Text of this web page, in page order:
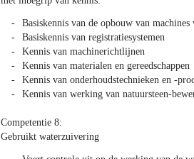
Basiskennis van de opbouw van
Basiskennis van registratiesystemen
Kennis van machinerichtlijnen
Kennis van materialen en gereedschappen
Kennis van onderhoudstechnieken en -
Kennis van werking van natuursteen-
Competentie 8:
Gebruikt waterzuivering